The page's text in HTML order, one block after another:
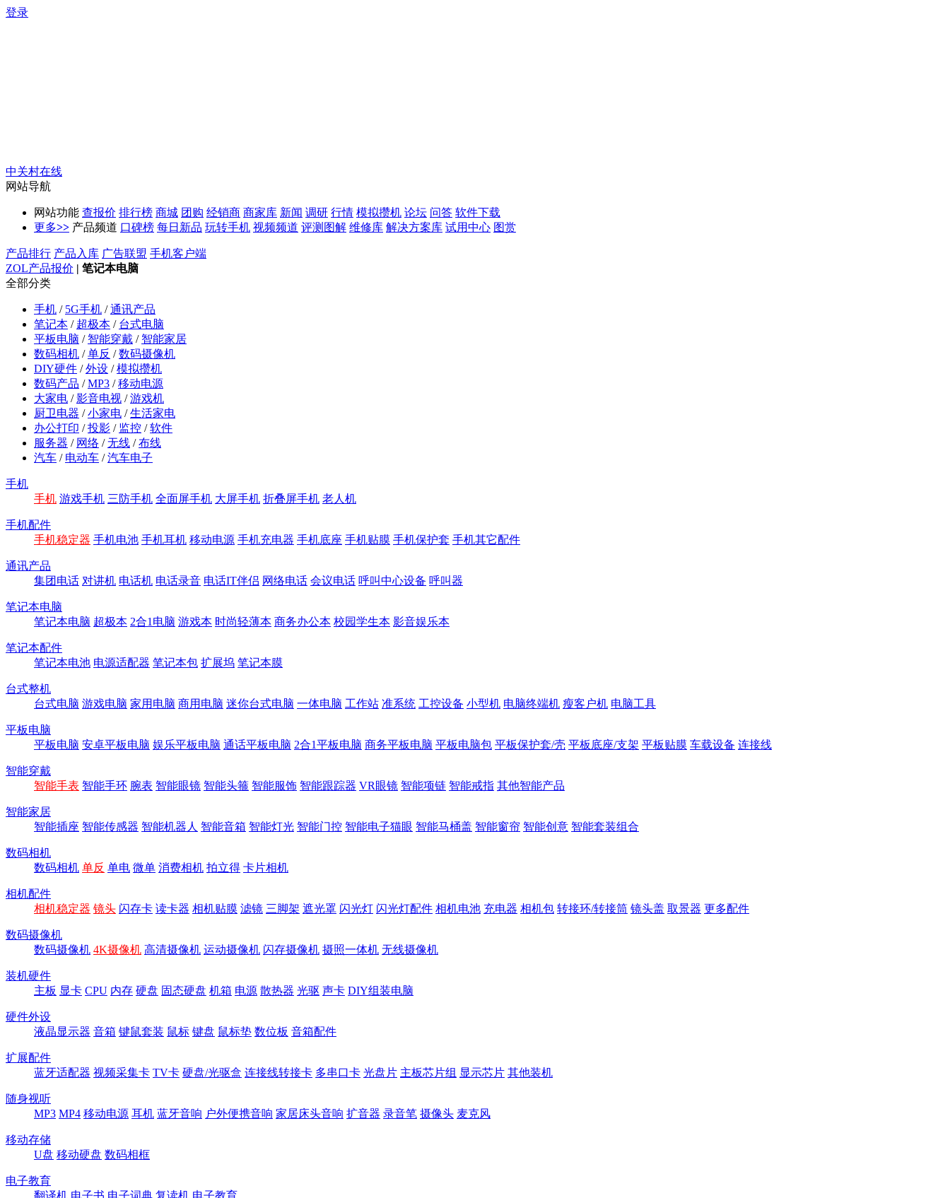
登录
中关村在线
网站导航
网站功能 查报价 排行榜 商城 团购 经销商 商家库 新闻 调研 行情 模拟攒机 论坛 问答 软件下载
更多>> 产品频道 口碑榜 每日新品 玩转手机 视频频道 评测图解 维修库 解决方案库 试用中心 图赏
产品排行 产品入库 广告联盟 手机客户端
ZOL产品报价 | 笔记本电脑
全部分类
手机 / 5G手机 /通讯产品
笔记本 / 超极本 / 台式电脑
平板电脑 / 智能穿戴 / 智能家居
数码相机 /单反 /数码摄像机
DIY硬件 /外设 /模拟攒机
数码产品 /MP3 /移动电源
大家电 /影音电视 /游戏机
厨卫电器 /小家电 /生活家电
办公打印 /投影 / 监控 /软件
服务器 / 网络 /无线 /布线
汽车 / 电动车 /汽车电子
手机
手机 游戏手机 三防手机 全面屏手机 大屏手机 折叠屏手机 老人机
手机配件
手机稳定器 手机电池 手机耳机 移动电源 手机充电器 手机底座 手机贴膜 手机保护套 手机其它配件
通讯产品
集团电话 对讲机 电话机 电话录音 电话IT伴侣 网络电话 会议电话 呼叫中心设备 呼叫器
笔记本电脑
笔记本电脑 超极本 2合1电脑 游戏本 时尚轻薄本 商务办公本 校园学生本 影音娱乐本
笔记本配件
笔记本电池 电源适配器 笔记本包 扩展坞 笔记本膜
台式整机
台式电脑 游戏电脑 家用电脑 商用电脑 迷你台式电脑 一体电脑 工作站 准系统 工控设备 小型机 电脑终端机 瘦客户机 电脑工具
平板电脑
平板电脑 安卓平板电脑 娱乐平板电脑 通话平板电脑 2合1平板电脑 商务平板电脑 平板电脑包 平板保护套/壳 平板底座/支架 平板贴膜 车载设备 连接线
智能穿戴
智能手表 智能手环 腕表 智能眼镜 智能头箍 智能服饰 智能跟踪器 VR眼镜 智能项链 智能戒指 其他智能产品
智能家居
智能插座 智能传感器 智能机器人 智能音箱 智能灯光 智能门控 智能电子猫眼 智能马桶盖 智能窗帘 智能创意 智能套装组合
数码相机
数码相机 单反 单电 微单 消费相机 拍立得 卡片相机
相机配件
相机稳定器 镜头 闪存卡 读卡器 相机贴膜 滤镜 三脚架 遮光罩 闪光灯 闪光灯配件 相机电池 充电器 相机包 转接环/转接筒 镜头盖 取景器 更多配件
数码摄像机
数码摄像机 4K摄像机 高清摄像机 运动摄像机 闪存摄像机 摄照一体机 无线摄像机
装机硬件
主板 显卡 CPU 内存 硬盘 固态硬盘 机箱 电源 散热器 光驱 声卡 DIY组装电脑
硬件外设
液晶显示器 音箱 键鼠套装 鼠标 键盘 鼠标垫 数位板 音箱配件
扩展配件
蓝牙适配器 视频采集卡 TV卡 硬盘/光驱盒 连接线转接卡 多串口卡 光盘片 主板芯片组 显示芯片 其他装机
随身视听
MP3 MP4 移动电源 耳机 蓝牙音响 户外便携音响 家居床头音响 扩音器 录音笔 摄像头 麦克风
移动存储
U盘 移动硬盘 数码相框
电子教育
翻译机 电子书 电子词典 复读机 电子教育